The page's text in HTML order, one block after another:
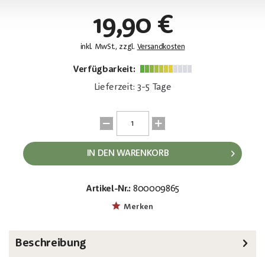
19,90 €
inkl. MwSt., zzgl. Versandkosten
Verfügbarkeit:
Lieferzeit: 3-5 Tage
IN DEN WARENKORB
Artikel-Nr.: 800009865
Merken
Beschreibung